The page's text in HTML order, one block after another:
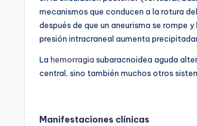
mecanismos que conducen a la rotura
después de que un aneurisma se rompe
presión intracraneal aumenta
La hemorragia subaracnoidea aguda
central, sino también muchos otros
Manifestaciones clínicas